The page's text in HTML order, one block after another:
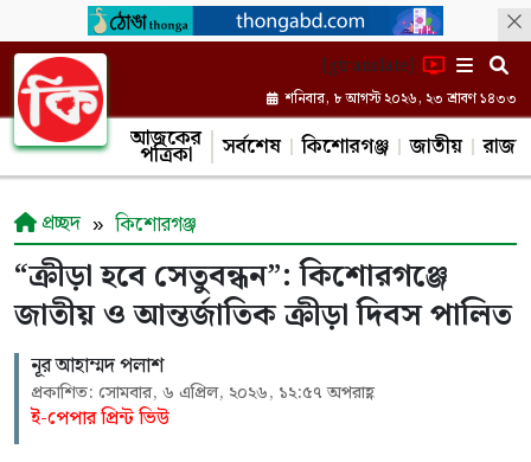
[gtranslate]
শনিবার, ৮ আগস্ট ২০২৬, ২৩ শ্রাবণ ১৪৩৩
আজকের
পত্রিকা সর্বশেষ কিশোরগঞ্জ জাতীয়
প্রচ্ছদ কিশোরগঞ্জ
“ক্রীড়া হবে সেতুবন্ধন”: কিশোরগঞ্জে
জাতীয় ও আন্তর্জাতিক ক্রীড়া দিবস পালিত
নূর আহাম্মদ পলাশ
প্রকাশিত: সোমবার, ৬ এপ্রিল, ২০২৬, ১২:৫৭ অপরাহ্ণ
ই-পেপার প্রিন্ট ভিউ